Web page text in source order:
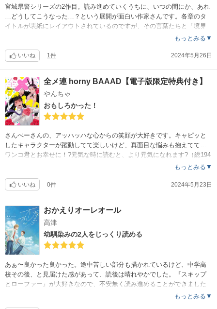
宮城県警シリーズの2作目。読み進めていくうちに、いつの間にか、あれ
…どうしてこうなった…？という展開が面白い作家さんです。各章のタ
イトルが表紙にレイアウトされているのですが、その言葉たちと「境界
線」という今作のタイトル…読後にじーっと見つめてしまいました。始
の感情や生活を、ミステリー小説の中に落とし込まれていると思います
。
もっとみる▼
いいね 1件 2024年5月26日
全メ連 horny BAAAD【電子版限定特典付き】
やんちゃ
おもしろかった！
さんぺーさんの、アッハッハな心からの笑顔が大好きです。キャピッと
したキャラクターが躍動してて楽しいけど、真面目な悩みも抱えてて…
ワンコ君とお幸せに！?元気な時に読むと、より元気になれます?（総194
もっとみる▼
いいね 0件 2024年5月23日
おかえりオーレオール
高津
幼馴染みの2人をじっくり読める
あぁ〜良かった良かった。途中苦しい部分も描かれているけど、中学高
校その後、と見届けた感があって、読後は晴れやかでした。『スキップ
とローファー』が大好きなので、不安無く読み進めることができました
。BLにエロ描写を求めていない人にとてもオススメです。（総200ページ
もっとみる▼